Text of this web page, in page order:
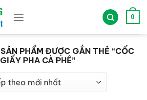
0
SẢN PHẨM ĐƯỢC GẮN THẺ “CỐC
GIẤY PHA CÀ PHÊ”